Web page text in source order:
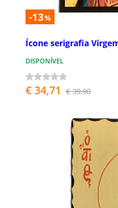
-13%
Ícone serigrafia
DISPONÍVEL
€ 34,71 € 39,90